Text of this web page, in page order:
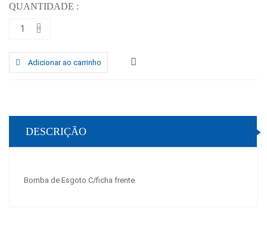
QUANTIDADE :
Adicionar ao carrinho
DESCRIÇÃO
Bomba de Esgoto C/ficha frente